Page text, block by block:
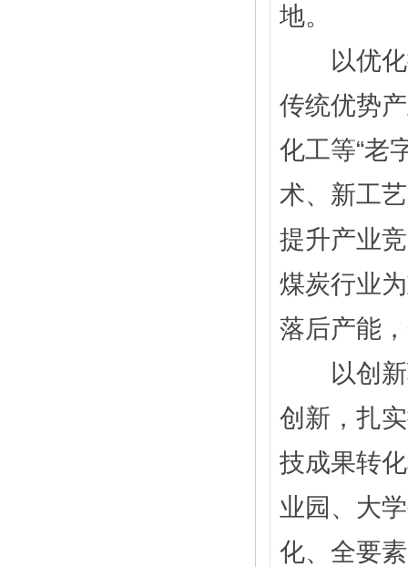
地。
以优化
传统优势
化工等“老
术、新工
提升产业
煤炭行业
落后产能
以创新
创新，扎
技成果转
业园、大
化、全要